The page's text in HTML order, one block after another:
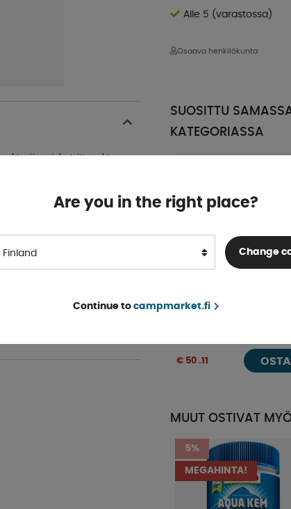
Alle 5 (varastossa)
Osaava henkilökunta
yhtenäinen joka taittuu yhteen.
SUOSITTU
KATEGORIASSA
Royal Camping Pöytä
€ 50 .11
MUUT OSTIVAT
5%
MEGAHINTA!
Are you in the right place?
Finland Change
Continue to campmarket.fi